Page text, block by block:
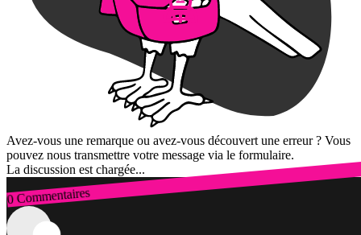
Avez-vous une remarque ou avez-vous découvert une erreur ? Vous
pouvez nous transmettre votre message via le formulaire.
La discussion est chargée...
0 Commentaires
Connexion